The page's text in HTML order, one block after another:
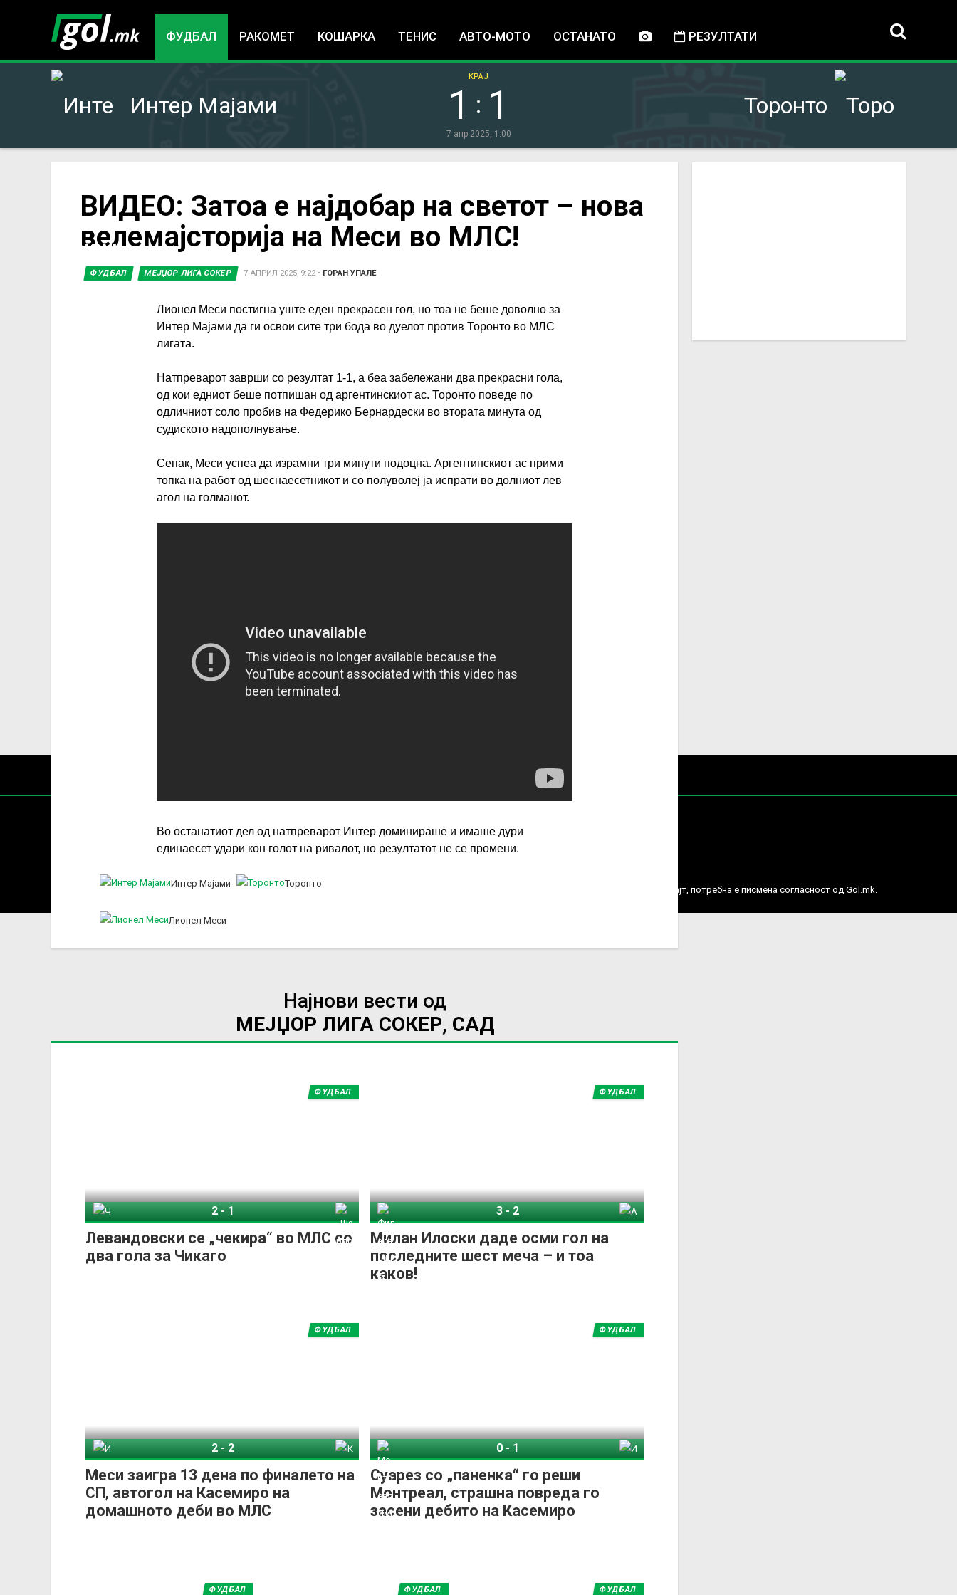
ФУДБАЛ РАКОМЕТ КОШАРКА ТЕНИС АВТО-МОТО ОСТАНАТО РЕЗУЛТАТИ
Интер Мајами Торонто
1 : 1
КРАЈ
7 апр 2025, 1:00
here
ВИДЕО: Затоа е најдобар на светот – нова
велемајсторија на Меси во МЛС!
ФУДБАЛ МЕЈЏОР ЛИГА СОКЕР 7 АПРИЛ 2025, 9:22• ГОРАН УПАЛЕ
Лионел Меси постигна уште еден прекрасен гол, но тоа не беше доволно за
Интер Мајами да ги освои сите три бода во дуелот против Торонто во МЛС
лигата.
Натпреварот заврши со резултат 1-1, а беа забележани два прекрасни гола,
од кои едниот беше потпишан од аргентинскиот ас. Торонто поведе по
одличниот соло пробив на Федерико Бернардески во втората минута од
судиското надополнување.
Сепак, Меси успеа да израмни три минути подоцна. Аргентинскиот ас прими
топка на работ од шеснаесетникот и со полуволеј ја испрати во долниот лев
агол на голманот.
Во останатиот дел од натпреварот Интер доминираше и имаше дури
единаесет удари кон голот на ривалот, но резултатот не се промени.
Интер Мајами Торонто
Лионел Меси
Најнови вести од
МЕЈЏОР ЛИГА СОКЕР, САД
Левандовски се „чекира“ во МЛС со
два гола за Чикаго
ФУДБАЛ
2-1
Милан Илоски даде осми гол на
последните шест меча – и тоа
каков!
ФУДБАЛ
3-2
Меси заигра 13 дена по финалето на
СП, автогол на Касемиро на
домашното деби во МЛС
ФУДБАЛ
2-2
Суарез со „паненка“ го реши
Монтреал, страшна повреда го
засени дебито на Касемиро
ФУДБАЛ
0-1
ФУДБАЛ ФУДБАЛ ФУДБАЛ
КОНТАКТ
Сите права задржани
За секоја форма на распространување, репродукција или комерцијална употреба на текстови, фотографии или податоци од овој веб сајт, потребна е писмена согласност од Gol.mk.